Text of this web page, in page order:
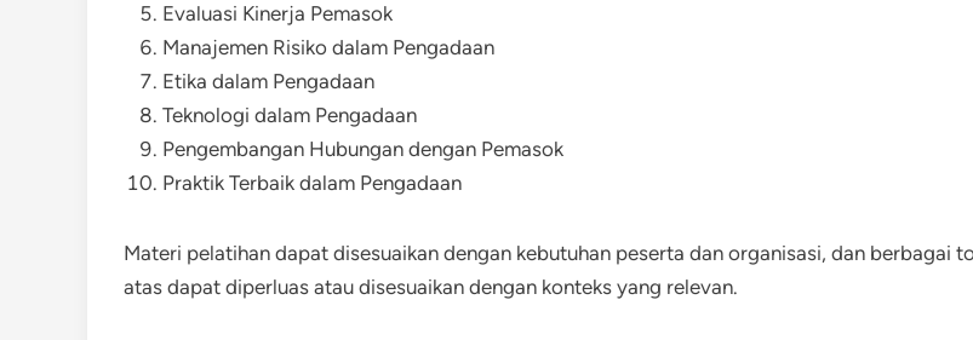
Evaluasi Kinerja Pemasok
Manajemen Risiko dalam Pengadaan
Etika dalam Pengadaan
Teknologi dalam Pengadaan
Pengembangan Hubungan dengan Pemasok
Praktik Terbaik dalam Pengadaan
Materi pelatihan dapat disesuaikan dengan kebutuhan peserta dan organisasi, dan berbagai
atas dapat diperluas atau disesuaikan dengan konteks yang relevan.